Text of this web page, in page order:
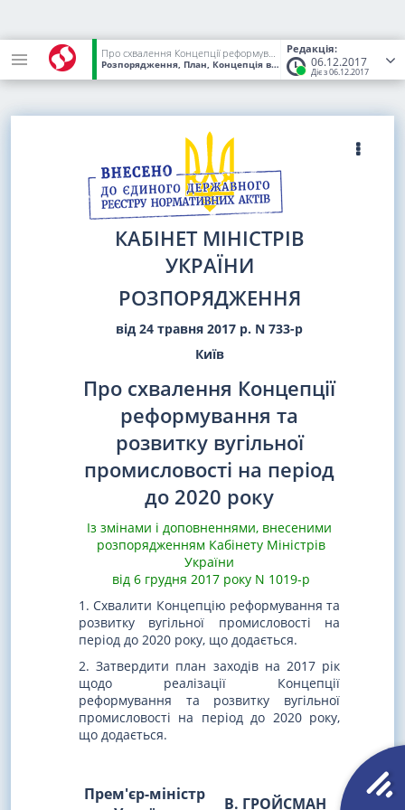
Редакція:
06.12.2017
Діє з 06.12.2017
Про схвалення Концепції реформування та розвитку вугільної промисловості на період до 2020 року
Розпорядження, План, Концепція від 24.05.2017 № 733-р
КАБІНЕТ МІНІСТРІВ
УКРАЇНИ
РОЗПОРЯДЖЕННЯ
від 24 травня 2017 р. N 733-р
Київ
Про схвалення Концепції
реформування та
розвитку вугільної
промисловості на період
до 2020 року
Із змінами і доповненнями, внесеними
розпорядженням Кабінету Міністрів
України
від 6 грудня 2017 року N 1019-р
1. Схвалити Концепцію реформування та
розвитку вугільної промисловості на
період до 2020 року, що додається.
2. Затвердити план заходів на 2017 рік
щодо реалізації Концепції
реформування та розвитку вугільної
промисловості на період до 2020 року,
що додається.
Прем'єр-міністр
В. ГРОЙСМАН